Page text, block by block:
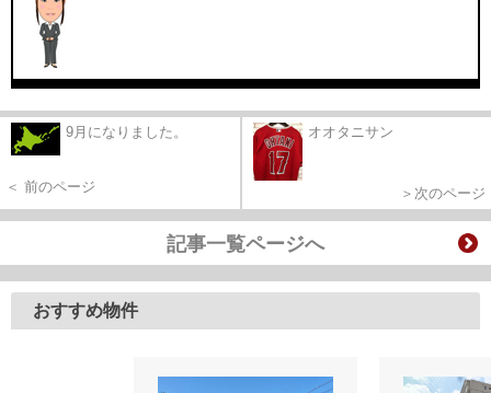
9月になりました。
＜ 前のページ
オオタニサン
＞次のページ
記事一覧ページへ
おすすめ物件